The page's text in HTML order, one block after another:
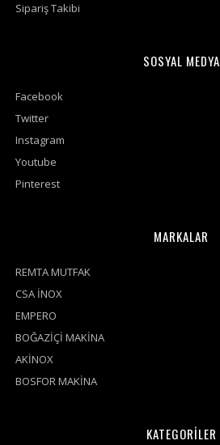
Sipariş Takibi
SOSYAL MEDYA
Facebook
Twitter
Instagram
Youtube
Pinterest
MARKALAR
REMTA MUTFAK
CSA İNOX
EMPERO
BOĞAZİÇİ MAKİNA
AKİNOX
BOSFOR MAKİNA
KATEGORİLER